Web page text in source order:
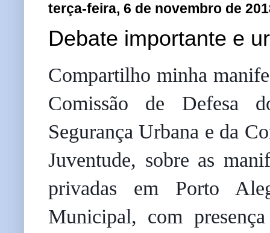
terça-feira, 6 de novembro de
Debate importante e
Compartilho minha
Comissão de Defesa
Segurança Urbana e da
Juventude, sobre as
privadas em Porto
Municipal, com